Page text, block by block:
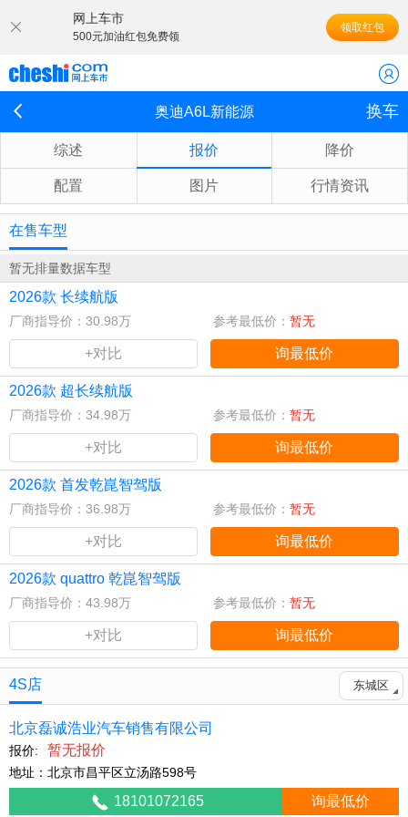
网上车市
500元加油红包免费领
领取红包
奥迪A6L新能源 换车
综述 报价 降价
配置 图片 行情资讯
在售车型
暂无排量数据车型
2026款 长续航版
厂商指导价：30.98万 参考最低价： 暂无
+对比 询最低价
2026款 超长续航版
厂商指导价：34.98万 参考最低价： 暂无
+对比 询最低价
2026款 首发乾崑智驾版
厂商指导价：36.98万 参考最低价： 暂无
+对比 询最低价
2026款 quattro 乾崑智驾版
厂商指导价：43.98万 参考最低价： 暂无
+对比 询最低价
4S店 东城区
北京磊诚浩业汽车销售有限公司
报价: 暂无报价
地址：北京市昌平区立汤路598号
18101072165 询最低价